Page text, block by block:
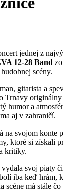
jednej z
12-28 Band
scény.
gitarista a
Trnavy
humor a
aj v zahraničí.
na svojom konte
ktoré si získali
kritiky.
svoj piaty
iba keď hrám,
scéne má stále